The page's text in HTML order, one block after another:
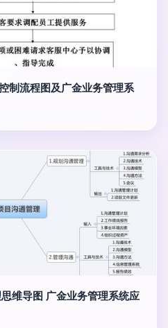
制流程图及广金业务管理系
维导图 广金业务管理系统应